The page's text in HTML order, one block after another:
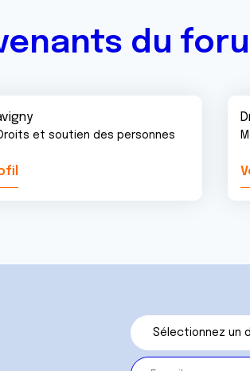
du
et soutien des personnes